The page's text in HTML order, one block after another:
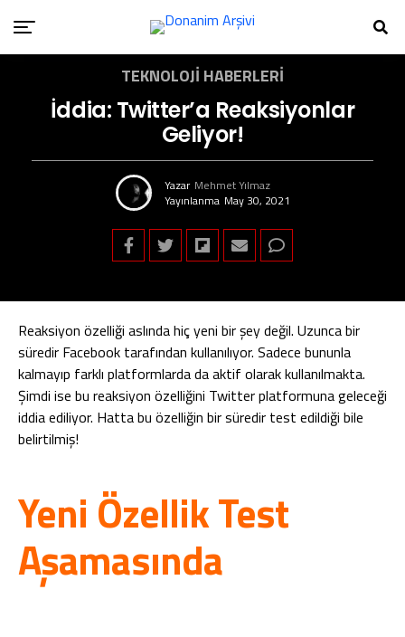
TEKNOLOJI HABERLERI
İddia: Twitter’a Reaksiyonlar
Geliyor!
Yazar Mehmet Yılmaz
Yayınlanma May 30, 2021
Reaksiyon özelliği aslında hiç yeni bir şey değil. Uzunca bir
süredir Facebook tarafından kullanılıyor. Sadece bununla
kalmayıp farklı platformlarda da aktif olarak kullanılmakta.
Şimdi ise bu reaksiyon özelliğini Twitter platformuna geleceği
iddia ediliyor. Hatta bu özelliğin bir süredir test edildiği bile
belirtilmiş!
Yeni Özellik Test
Aşamasında